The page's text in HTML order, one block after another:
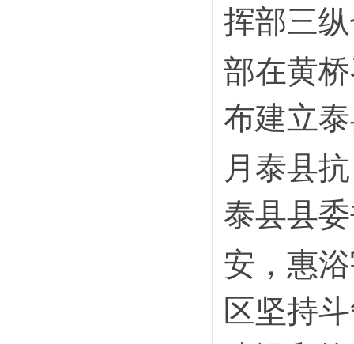
挥部三
部在黄
布建立
月泰县
泰县县
安，惠
区坚持